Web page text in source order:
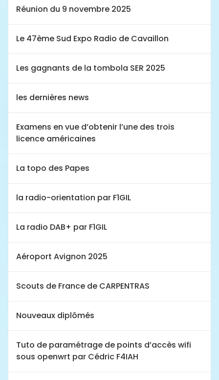
Réunion du 9 novembre 2025
Le 47ème Sud Expo Radio de Cavaillon
Les gagnants de la tombola SER 2025
les dernières news
Examens en vue d’obtenir l’une des trois
licence américaines
La topo des Papes
la radio-orientation par F1GIL
La radio DAB+ par F1GIL
Aéroport Avignon 2025
Scouts de France de CARPENTRAS
Nouveaux diplômés
Tuto de paramétrage de points d’accès wifi
sous openwrt par Cédric F4IAH